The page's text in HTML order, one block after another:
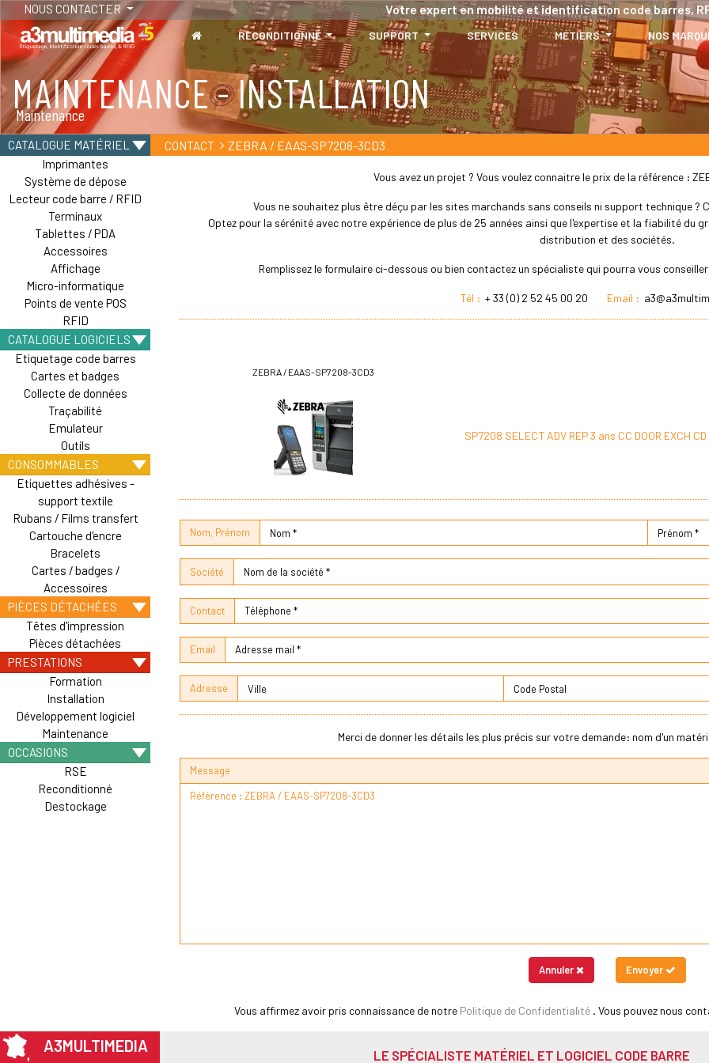
NOUS CONTACTER Votre expert en mobilité et identification code barres,
RECONDITIONNÉ SUPPORT SERVICES MÉTIERS NOS
MAINTENANCE - INSTALLATION
Maintenance
TABLETTES
Tablettes durcies - Étanches - Résistantes
CATALOGUE MATÉRIEL
Imprimantes
Système de dépose
Lecteur code barre / RFID
Terminaux
Tablettes / PDA
Accessoires
Affichage
Micro-informatique
Points de vente POS
RFID
CATALOGUE LOGICIELS
Etiquetage code barres
Cartes et badges
Collecte de données
Traçabilité
Emulateur
Outils
CONSOMMABLES
Etiquettes adhésives -
support textile
Rubans / Films transfert
Cartouche d'encre
Bracelets
Cartes / badges /
Accessoires
PIÈCES DÉTACHÉES
Têtes d'impression
Pièces détachées
PRESTATIONS
Formation
Installation
Développement logiciel
Maintenance
OCCASIONS
RSE
Reconditionné
Destockage
CONTACT ZEBRA / EAAS-SP7208-3CD3
Vous avez un projet ? Vous voulez connaitre le prix de la référence :
Vous ne souhaitez plus être déçu par les sites marchands sans conseils ni support technique ?
Optez pour la sérénité avec notre expérience de plus de 25 années ainsi que l'expertise et la fiabilité du
distribution et des sociétés.
Remplissez le formulaire ci-dessous ou bien contactez un spécialiste qui pourra vous
Tél : + 33 (0) 2 52 45 00 20 Email :
ZEBRA / EAAS-SP7208-3CD3
SP7208 SELECT ADV REP 3 ans CC DOOR EXCH CD
Nom, Prénom
Société
Contact
Email
Adresse
Merci de donner les détails les plus précis sur votre demande: nom d'un
Message
Annuler Envoyer
Vous affirmez avoir pris connaissance de notre Politique de Confidentialité . Vous pouvez nous
A3MULTIMEDIA LE SPÉCIALISTE MATÉRIEL ET LOGICIEL CODE BARRE